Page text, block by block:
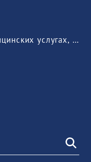
Информация о платных медицинских услугах, предоставляемых медицинской организацией